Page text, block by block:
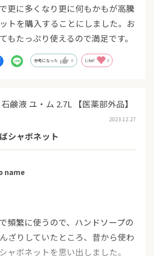
更に多くなり更に何もかもが高騰
トを購入することにしました。お
もたっぷり使えるので満足です。
参考になった 0 Like! 0
鹸液 ユ・ム 2.7L 【医薬部外品】
2023.12.27
シャボネット
name
頻繁に使うので、ハンドソープの
ざりしていたところ、昔から使わ
ャボネットを思い出しました。